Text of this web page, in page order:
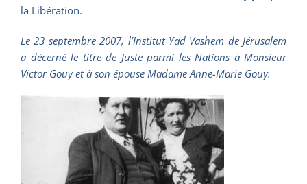
la Libération.
Le 23 septembre 2007, l’Institut Yad Vashem de Jérusalem
a décerné le titre de Juste parmi les Nations à Monsieur
Victor Gouy et à son épouse Madame Anne-Marie Gouy.